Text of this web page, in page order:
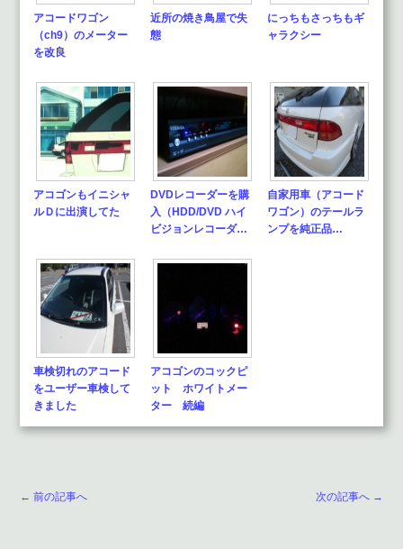
アコードワゴン
（ch9）のメーター
を改良
近所の焼き鳥屋で失
態
にっちもさっちもギ
ャラクシー
アコゴンもイニシャ
ルＤに出演してた
DVDレコーダーを購
入（HDD/DVD ハイ
ビジョンレコーダ…
自家用車（アコード
ワゴン）のテールラ
ンプを純正品…
車検切れのアコード
をユーザー車検して
きました
アコゴンのコックピ
ット ホワイトメー
ター 続編
← 前の記事へ 次の記事へ →